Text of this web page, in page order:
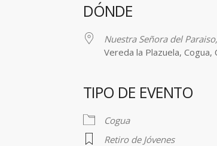
DÓNDE
Nuestra Señora del
Vereda la Plazuela, Cogua,
TIPO DE EVENTO
Cogua
Retiro de Jóvenes